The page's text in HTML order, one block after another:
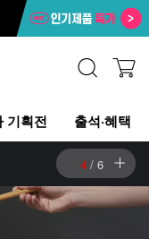
기획전 출석·혜택
5 / 6